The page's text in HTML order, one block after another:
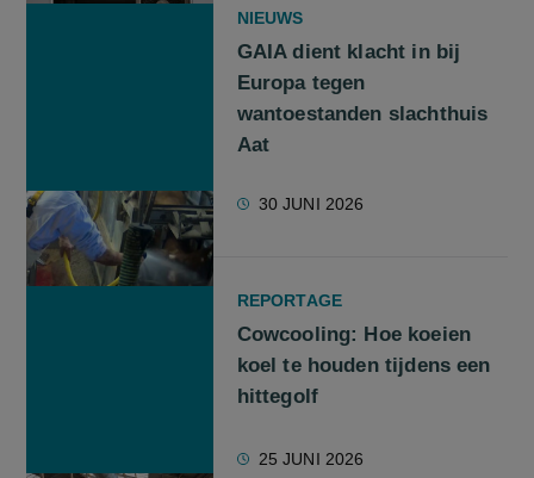
NIEUWS
GAIA dient klacht in bij
Europa tegen
wantoestanden slachthuis
Aat
30 JUNI 2026
REPORTAGE
Cowcooling: Hoe koeien
koel te houden tijdens een
hittegolf
25 JUNI 2026